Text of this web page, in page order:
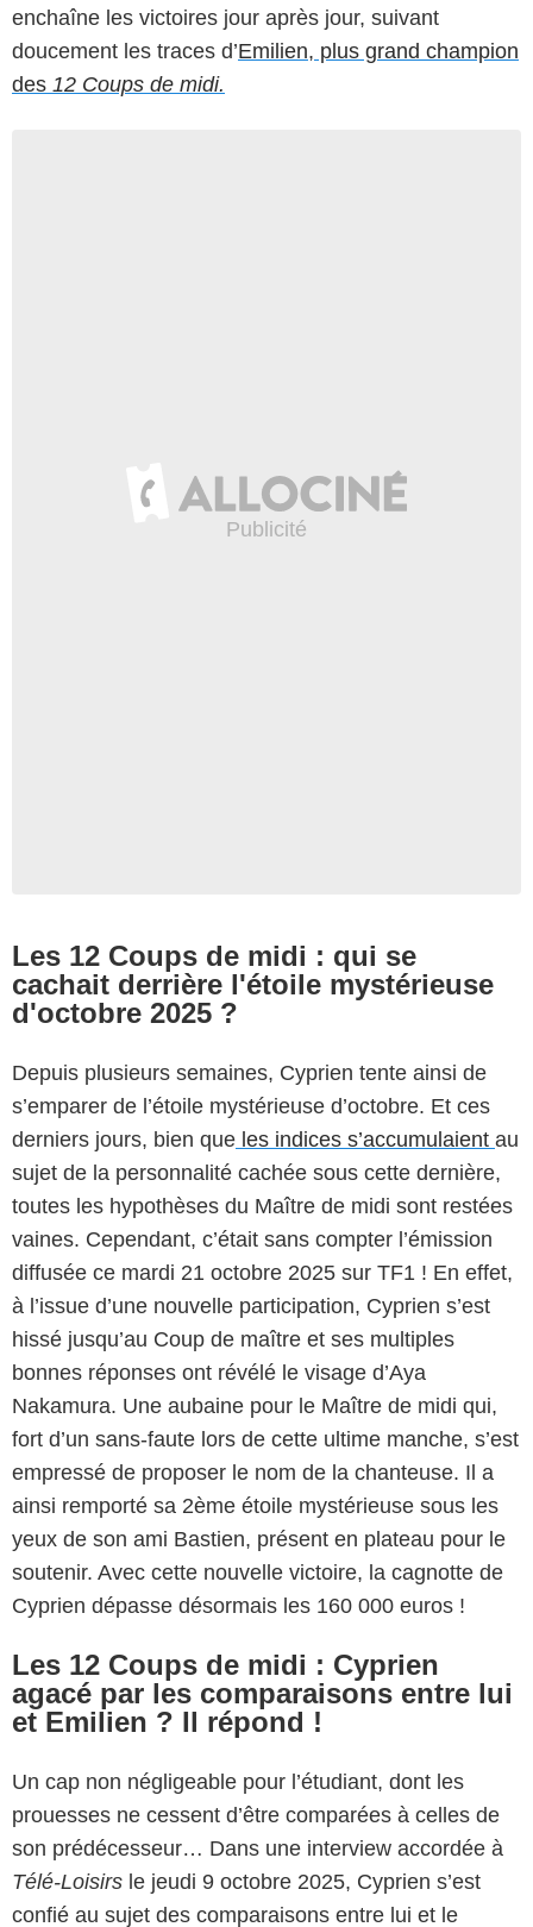
enchaîne les victoires jour après jour, suivant
doucement les traces d’Emilien, plus grand champion
des 12 Coups de midi.
Les 12 Coups de midi : qui se
cachait derrière l'étoile mystérieuse
d'octobre 2025 ?
Depuis plusieurs semaines, Cyprien tente ainsi de
s’emparer de l’étoile mystérieuse d’octobre. Et ces
derniers jours, bien que les indices s’accumulaient au
sujet de la personnalité cachée sous cette dernière,
toutes les hypothèses du Maître de midi sont restées
vaines. Cependant, c’était sans compter l’émission
diffusée ce mardi 21 octobre 2025 sur TF1 ! En effet,
à l’issue d’une nouvelle participation, Cyprien s’est
hissé jusqu’au Coup de maître et ses multiples
bonnes réponses ont révélé le visage d’Aya
Nakamura. Une aubaine pour le Maître de midi qui,
fort d’un sans-faute lors de cette ultime manche, s’est
empressé de proposer le nom de la chanteuse. Il a
ainsi remporté sa 2ème étoile mystérieuse sous les
yeux de son ami Bastien, présent en plateau pour le
soutenir. Avec cette nouvelle victoire, la cagnotte de
Cyprien dépasse désormais les 160 000 euros !
Les 12 Coups de midi : Cyprien
agacé par les comparaisons entre lui
et Emilien ? Il répond !
Un cap non négligeable pour l’étudiant, dont les
prouesses ne cessent d’être comparées à celles de
son prédécesseur… Dans une interview accordée à
Télé-Loisirs le jeudi 9 octobre 2025, Cyprien s’est
confié au sujet des comparaisons entre lui et le